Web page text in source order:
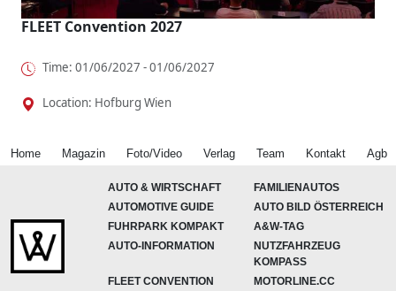
FLEET Convention 2027
Time: 01/06/2027 - 01/06/2027
Location: Hofburg Wien
Home Magazin Foto/Video Verlag Team Kontakt Agb
AUTO & WIRTSCHAFT
FAMILIENAUTOS
AUTOMOTIVE GUIDE
AUTO BILD ÖSTERREICH
FUHRPARK KOMPAKT
A&W-TAG
AUTO-INFORMATION
NUTZFAHRZEUG
KOMPASS
FLEET CONVENTION
MOTORLINE.CC